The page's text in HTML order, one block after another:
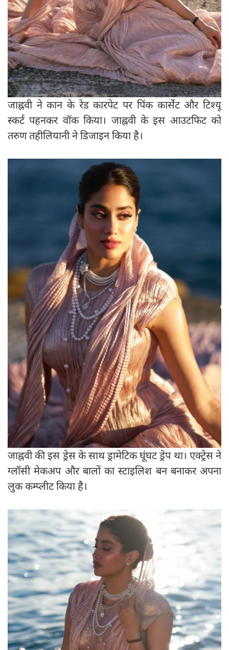
जाह्नवी ने कान के रेड कारपेट पर पिंक कार्सेट और टिश्यू
स्कर्ट पहनकर वॉक किया। जाह्नवी के इस आउटफिट को
तरुण तहीलियानी ने डिजाइन किया है।
जाह्नवी की इस ड्रेस के साथ ड्रामेटिक घूंघट ड्रेप था। एक्ट्रेस ने
ग्लॉसी मेकअप और बालों का स्टाइलिश बन बनाकर अपना
लुक कम्प्लीट किया है।